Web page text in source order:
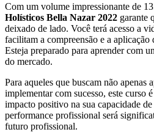
Com um volume impressionante de
Holísticos Bella Nazar 2022 garante
deixado de lado. Você terá acesso a
facilitam a compreensão e a
Esteja preparado para aprender com
do mercado.
Para aqueles que buscam não apenas
implementar com sucesso, este curso
impacto positivo na sua capacidade
performance profissional será
futuro profissional.